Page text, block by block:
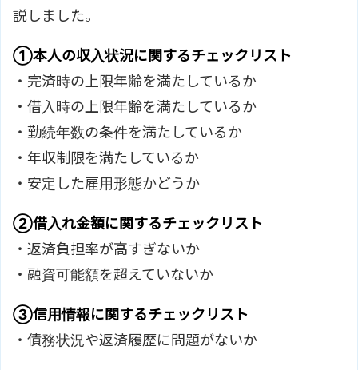
説しました。
①本人の収入状況に関するチェックリスト
・完済時の上限年齢を満たしているか
・借入時の上限年齢を満たしているか
・勤続年数の条件を満たしているか
・年収制限を満たしているか
・安定した雇用形態かどうか
②借入れ金額に関するチェックリスト
・返済負担率が高すぎないか
・融資可能額を超えていないか
③信用情報に関するチェックリスト
・債務状況や返済履歴に問題がないか